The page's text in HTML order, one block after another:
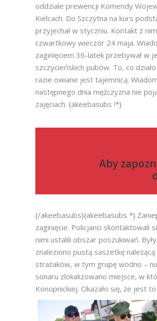
oddziale prewencji Komendy
Kielcach. Do Szczytna na kurs
przyjechał w styczniu. Kontakt z
czwartkowy wieczór 24 maja.
zaginięciem 36-latek przebywał w
szczycieńskich pubów. To, co
razie owiane jest tajemnicą.
następnego dnia mężczyzna nie
zajęciach. {akeebasubs !*}
Aby
{/akeebasubs}{akeebasubs *}
zaginięcie. Policjanci skontaktowali
nimi ustalili obszar poszukiwań.
znaleziono pustą saszetkę
strażaków, w tym grupę wodno –
sonaru zlokalizowano miejsce, w
Konopnickiej. Okazało się, że jest